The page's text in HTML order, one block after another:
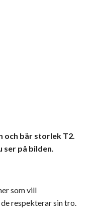
och bär storlek T2.
på bilden.
som vill
respekterar sin tro.